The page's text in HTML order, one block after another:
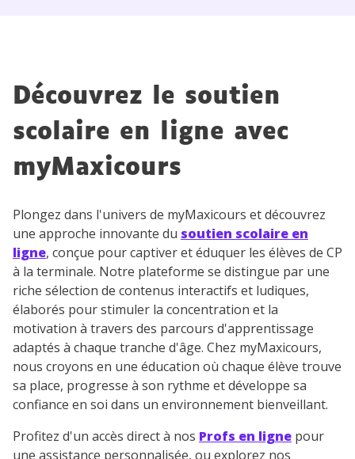
Découvrez le soutien
scolaire en ligne avec
myMaxicours
Plongez dans l'univers de myMaxicours et découvrez
une approche innovante du soutien scolaire en
ligne, conçue pour captiver et éduquer les élèves de CP
à la terminale. Notre plateforme se distingue par une
riche sélection de contenus interactifs et ludiques,
élaborés pour stimuler la concentration et la
motivation à travers des parcours d'apprentissage
adaptés à chaque tranche d'âge. Chez myMaxicours,
nous croyons en une éducation où chaque élève trouve
sa place, progresse à son rythme et développe sa
confiance en soi dans un environnement bienveillant.
Profitez d'un accès direct à nos Profs en ligne pour
une assistance personnalisée, ou explorez nos